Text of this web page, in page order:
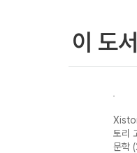
이 도
토리
문학